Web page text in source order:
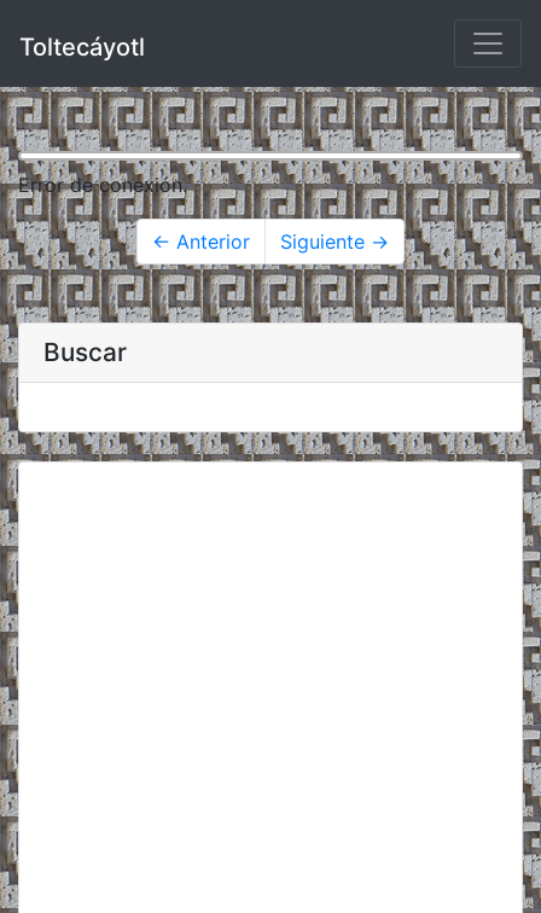
Toltecáyotl
Error de conexión.
← Anterior Siguiente →
Buscar